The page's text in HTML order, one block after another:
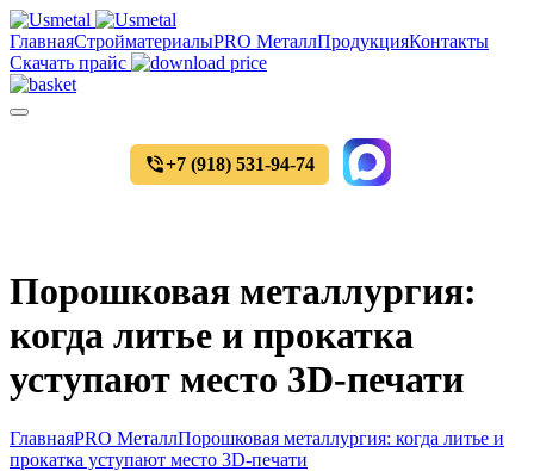
ГлавнаяСтройматериалыPRO МеталлПродукцияКонтакты
Скачать прайс
+7 (918) 531-94-74
Порошковая металлургия:
когда литье и прокатка
уступают место 3D-печати
ГлавнаяPRO МеталлПорошковая металлургия: когда литье и
прокатка уступают место 3D-печати